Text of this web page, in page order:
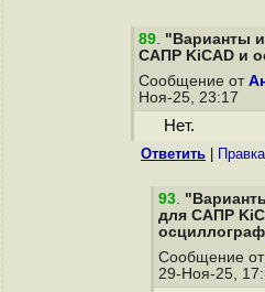
89. "Варианты
САПР KiCAD и
Сообщение от
Ноя-25, 23:17
Нет.
Ответить Правка
93.
для САПР
Сообщение от
29-Ноя-25,